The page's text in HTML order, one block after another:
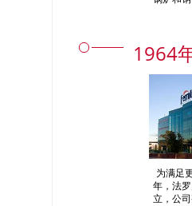
1964
为满足
年，法
立，公